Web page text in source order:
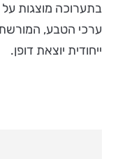
בתערוכה מוצגות על
ערכי הטבע, המורשת
ייחודית יוצאת דופן.